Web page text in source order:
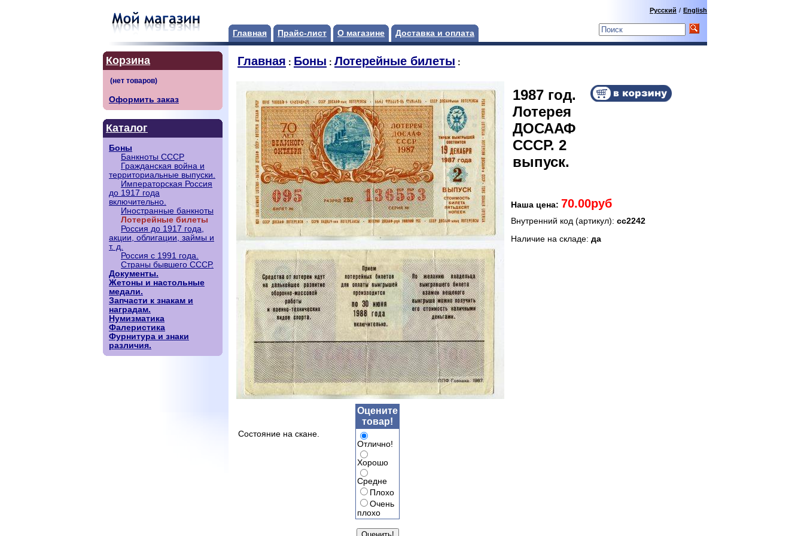
Главная Прайс-лист О магазине Доставка и оплата
Русский / English
Корзина
Оформить заказ
Каталог
Боны
Банкноты СССР
Гражданская война и
территориальные выпуски.
Императорская Россия
до 1917 года
включительно.
Иностранные банкноты
Лотерейные билеты
Россия до 1917 года,
акции, облигации, займы и
т. д.
Россия с 1991 года.
Страны бывшего СССР.
Документы.
Жетоны и настольные
медали.
Запчасти к знакам и
наградам.
Нумизматика
Фалеристика
Фурнитура и знаки
различия.
Главная : Боны : Лотерейные билеты :
1987 год.
Лотерея
ДОСААФ
СССР. 2
выпуск.
Наша цена: 70.00руб
Внутренний код (артикул): сс2242
Наличие на складе: да
Состояние на скане.
Оцените
товар!
Отлично!
Хорошо
Средне
Плохо
Очень
плохо